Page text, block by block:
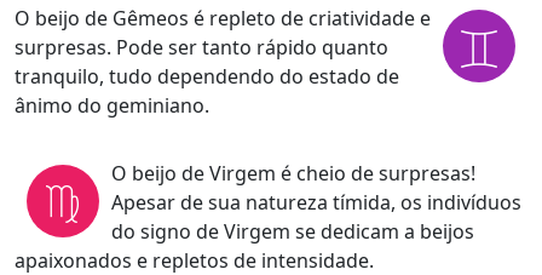
O beijo de Gêmeos é repleto de criatividade e
surpresas. Pode ser tanto rápido quanto
tranquilo, tudo dependendo do estado de
ânimo do geminiano.
O beijo de Virgem é cheio de surpresas!
Apesar de sua natureza tímida, os indivíduos
do signo de Virgem se dedicam a beijos
apaixonados e repletos de intensidade.